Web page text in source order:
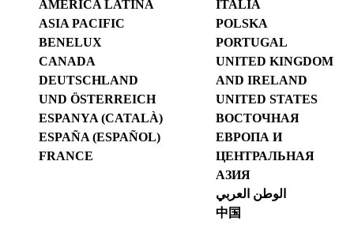
AMÉRICA LATINA
ASIA PACIFIC
BENELUX
CANADA
DEUTSCHLAND
UND ÖSTERREICH
ESPANYA (CATALÀ)
ESPAÑA (ESPAÑOL)
FRANCE
ITALIA
POLSKA
PORTUGAL
UNITED KINGDOM
AND IRELAND
UNITED STATES
ВОСТОЧНАЯ
ЕВРОПА И
ЦЕНТРАЛЬНАЯ
АЗИЯ
الوطن العربي
中国